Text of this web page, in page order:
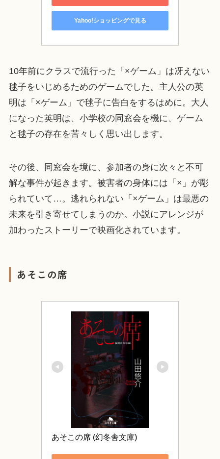
Yahoo!ショッピングで見る
10年前にクラスで流行った「×ゲーム」は冴えない
毬子をいじめるためのゲームでした。主人公の英
明は「×ゲーム」で毬子に告白をするはめに。大人
になった英明は、小学校の同窓会を機に、ゲーム
と毬子の存在を苦々しく思い出します。
その後、同窓会を境に、参加者の身に次々と不可
解な事件が起きます。被害者の身体には「×」が彫
られていて…。逃れられない「×ゲーム」は最悪の
未来を引き寄せてしまうのか。小説にアレンジが
加わったストーリーで映画化されています。
あそこの席
あそこの席 (幻冬舎文庫)